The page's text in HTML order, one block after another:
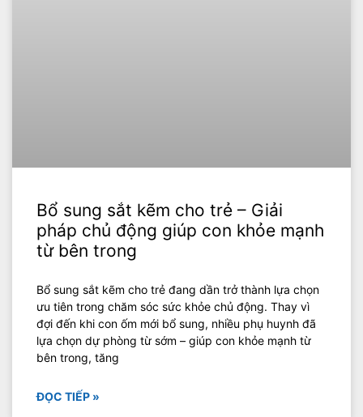
Bổ sung sắt kẽm cho trẻ – Giải
pháp chủ động giúp con khỏe mạnh
từ bên trong
Bổ sung sắt kẽm cho trẻ đang dần trở thành lựa chọn
ưu tiên trong chăm sóc sức khỏe chủ động. Thay vì
đợi đến khi con ốm mới bổ sung, nhiều phụ huynh đã
lựa chọn dự phòng từ sớm – giúp con khỏe mạnh từ
bên trong, tăng
ĐỌC TIẾP »